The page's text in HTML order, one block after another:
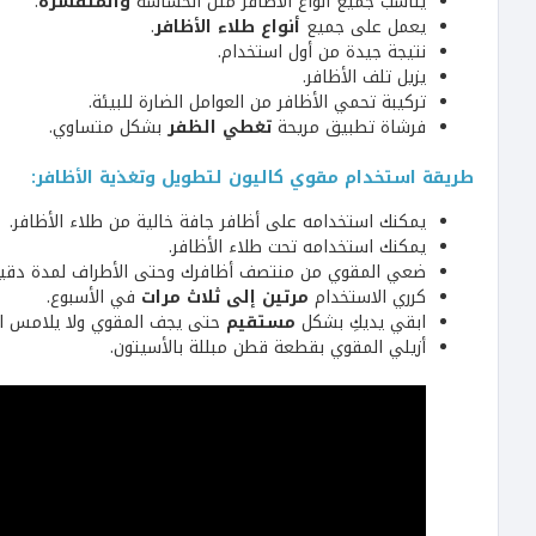
يعمل على جميع أنواع طلاء الأظافر.
نتيجة جيدة من أول استخدام.
يزيل تلف الأظافر.
تركيبة تحمي الأظافر من العوامل الضارة للبيئة.
فرشاة تطبيق مريحةتغطي الظفربشكل متساوي.
طريقة استخدام مقوي كاليون لتطويل وتغذية الأظافر:
يمكنك استخدامه على أظافر جافة خالية من طلاء الأظافر.
يمكنك استخدامه تحت طلاء الأظافر.
ضعي المقوي من منتصف أظافرك وحتى الأطراف لمدة
كرري الاستخدام مرتين إلى ثلاث مرات في الأسبوع.
ابقي يديكِ بشكل مستقيم حتى يجف المقوي ولا يلامس
أزيلي المقوي بقطعة قطن مبللة بالأسيتون.